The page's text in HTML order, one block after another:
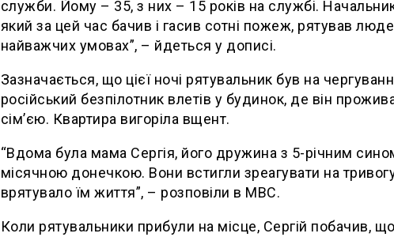
служби. Йому – 35, з них – 15 років на службі.
який за цей час бачив і гасив сотні пожеж, рятував
найважчих умовах”, – йдеться у дописі.
Зазначається, що цієї ночі рятувальник був на
російський безпілотник влетів у будинок, де він
сімʼєю. Квартира вигоріла вщент.
“Вдома була мама Сергія, його дружина з 5-річним
місячною донечкою. Вони встигли зреагувати на
врятувало їм життя”, – розповіли в МВС.
Коли рятувальники прибули на місце, Сергій побачив,